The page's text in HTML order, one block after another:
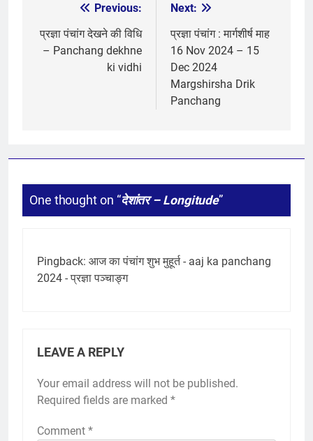
navigation
Previous:
प्रज्ञा पंचांग देखने की विधि
– Panchang dekhne
ki vidhi
Next:
प्रज्ञा पंचांग : मार्गशीर्ष माह
16 Nov 2024 – 15
Dec 2024
Margshirsha Drik
Panchang
One thought on “देशांतर – Longitude”
Pingback: आज का पंचांग शुभ मुहूर्त - aaj ka panchang
2024 - प्रज्ञा पञ्चाङ्ग
LEAVE A REPLY
Your email address will not be published.
Required fields are marked *
Comment *